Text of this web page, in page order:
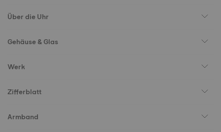
Über die Uhr
Gehäuse & Glas
Werk
Zifferblatt
Armband